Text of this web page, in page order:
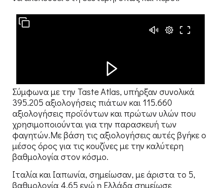
Σύμφωνα με την Taste Atlas, υπήρξαν συνολικά
395.205 αξιολογήσεις πιάτων και 115.660
αξιολογήσεις προϊόντων και πρώτων υλών που
χρησιμοποιούνται για την παρασκευή των
φαγητών.Με βάση τις αξιολογήσεις αυτές βγήκε ο
μέσος όρος για τις κουζίνες με την καλύτερη
βαθμολογία στον κόσμο.
Ιταλία και Ιαπωνία, σημείωσαν, με άριστα το 5,
βαθμολογία 4,65 ενώ η Ελλάδα σημείωσε